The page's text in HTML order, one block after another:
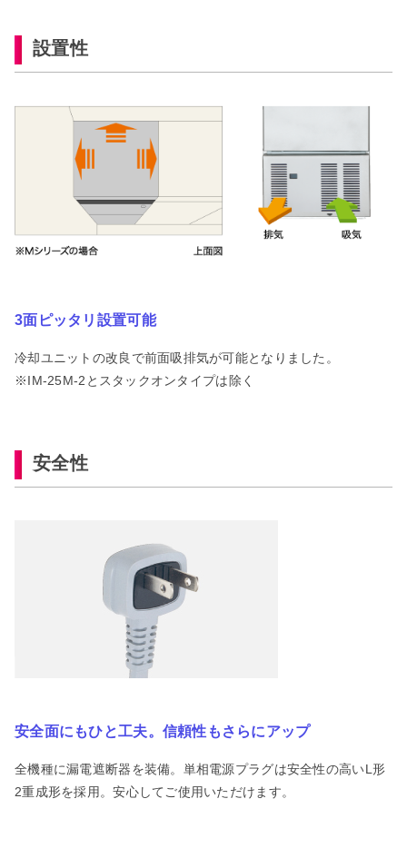
設置性
3面ピッタリ設置可能
冷却ユニットの改良で前面吸排気が可能となりました。
※IM-25M-2とスタックオンタイプは除く
安全性
安全面にもひと工夫。信頼性もさらにアップ
全機種に漏電遮断器を装備。単相電源プラグは安全性の高いL形
2重成形を採用。安心してご使用いただけます。